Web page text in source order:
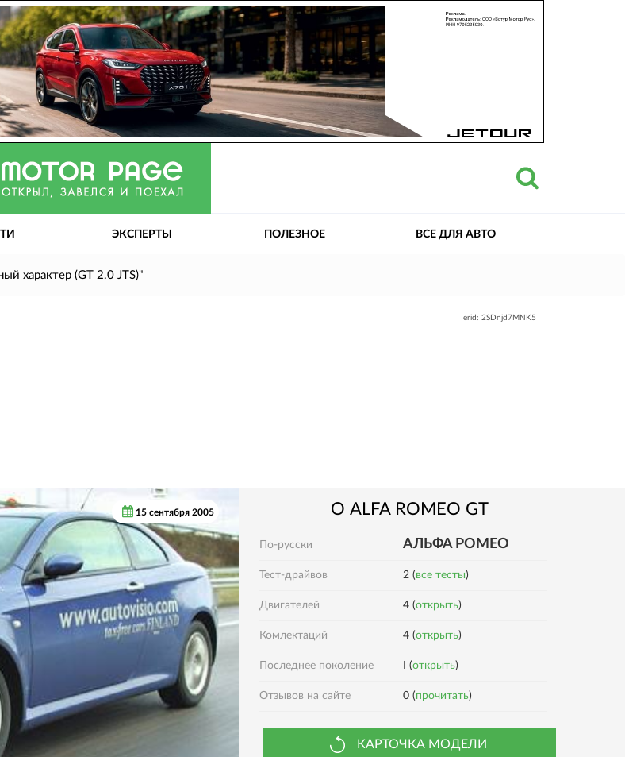
ЭКСПЕРТЫ ПОЛЕЗНОЕ ВСЕ ДЛЯ АВТО
характер (GT 2.0 JTS)"
erid: 2SDnjd7MNK5
15 сентября 2005 О ALFA ROMEO GT
По-русски AЛЬФА РОМЕО
Тест-драйвов 2 (все тесты)
Двигателей 4 (открыть)
Комлектаций 4 (открыть)
Последнее поколение I (открыть)
Отзывов на сайте 0 (прочитать)
КАРТОЧКА МОДЕЛИ